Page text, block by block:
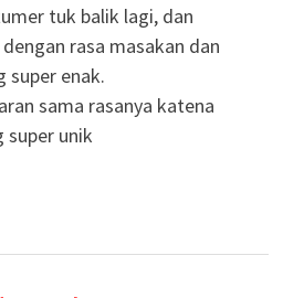
tuk balik lagi, dan
rasa masakan dan
super enak.
sama rasanya katena
super unik